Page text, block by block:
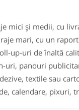
mici și medii, cu
mari, cu un
up-uri de înaltă
uri, panouri
textile sau
calendare, pixuri,